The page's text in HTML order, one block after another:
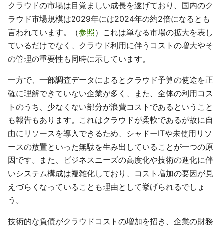
クラウドの市場は目覚ましい成長を遂げており、国内のク
ラウド市場規模は2029年には2024年の約2倍になるとも
言われています。（参照）これは単なる市場の拡大を表し
ているだけでなく、クラウド利用に伴うコストの増大やそ
の管理の重要性も同時に示しています。
一方で、一部調査データによるとクラウド予算の使途を正
確に理解できていない企業が多く、また、全体の利用コス
トのうち、少なくない部分が浪費コストであるということ
も報告もあります。これはクラウドが柔軟であるが故に自
由にリソースを導入できるため、シャドーITや未使用リソ
ースの放置といった無駄を生み出していることが一つの原
因です。また、ビジネスニーズの高度化や技術の進化に伴
いシステム構成は複雑化しており、コスト増加の要因が見
えづらくなっていることも理由として挙げられるでしょ
う。
技術的な負債がクラウドコストの増加を招き、企業の財務